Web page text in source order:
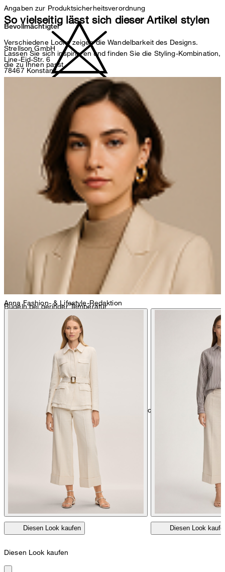
nicht Trommeltrocknen
Bügeln bei geringer Temperatur
chemische Reinigung mit Perchlorethylen, schonend
Angaben zur Produktsicherheitsverordnung
Bevollmächtigter
Strellson GmbH
Line-Eid-Str. 6
78467 Konstanz
contact@strellson.com
Sonnenwiesenstrasse 21
8280 Kreuzlingen
So vielseitig lässt sich dieser Artikel stylen
Verschiedene Looks zeigen die Wandelbarkeit des Designs.
Lassen Sie sich inspirieren und finden Sie die Styling-Kombination,
die zu Ihnen passt.
Anna Fashion- & Lifestyle-Redaktion
Diesen Look kaufen Diesen Look
Diesen Look kaufen